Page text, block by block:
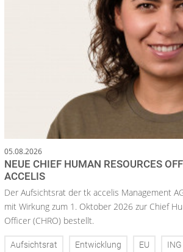
05.08.2026
NEUE CHIEF HUMAN RESOURCES
ACCELIS
Der Aufsichtsrat der tk accelis Management
mit Wirkung zum 1. Oktober 2026 zur Chief
Officer (CHRO) bestellt.
Aufsichtsrat Entwicklung EU ING